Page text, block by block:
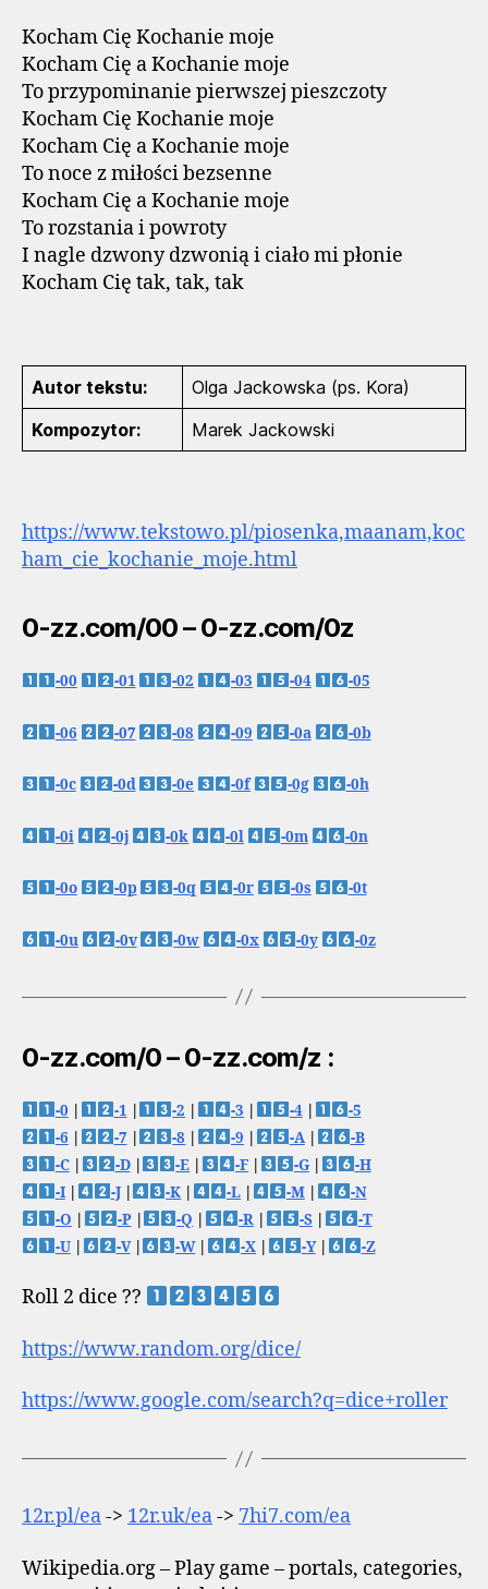
Kocham Cię Kochanie moje
Kocham Cię a Kochanie moje
To przypominanie pierwszej pieszczoty
Kocham Cię Kochanie moje
Kocham Cię a Kochanie moje
To noce z miłości bezsenne
Kocham Cię a Kochanie moje
To rozstania i powroty
I nagle dzwony dzwonią i ciało mi płonie
Kocham Cię tak, tak, tak
Autor tekstu:
Olga Jackowska (ps. Kora)
Kompozytor:
Marek Jackowski
https://www.tekstowo.pl/piosenka,maanam,koc
ham_cie_kochanie_moje.html
0-zz.com/00 – 0-zz.com/0z
-00 -01 -02 -03 -04 -05
-06 -07 -08 -09 -0a -0b
-0c -0d -0e -0f -0g -0h
-0i -0j -0k -0l -0m -0n
-0o -0p -0q -0r -0s -0t
-0u -0v -0w -0x -0y -0z
0-zz.com/0 – 0-zz.com/z :
-0 -1 -2 -3 -4|
-5
-6
-7 -8 -9 -A|
-B
-C| -D| -E -F -G|
-H
-I| -J| -K -L -M|
-N
-O
-P| -Q -R -S|
-T
-U| -V| -W| -X -Y| -Z
Roll 2 dice ??
https://www.random.org/dice/
https://www.google.com/search?q=dice+roller
12r.pl/ea-> 12r.uk/ea-> 7hi7.com/ea
Wikipedia.org – Play game – portals, categories,